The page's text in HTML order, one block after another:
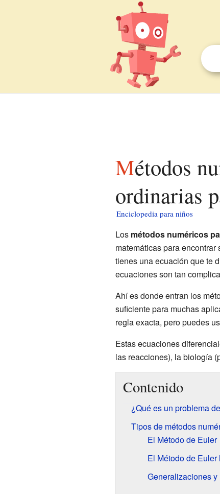
Métodos numéricos para ecuaciones diferenciales
ordinarias
Enciclopedia para niños
Los métodos numéricos
matemáticas para
tienes una ecuación que te
ecuaciones son tan
Ahí es donde entran los
suficiente para muchas
regla exacta, pero puedes
Estas ecuaciones
las reacciones), la biología
Contenido
¿Qué es un problema
Tipos de métodos
El Método de Euler
El Método de Euler
Generalizaciones